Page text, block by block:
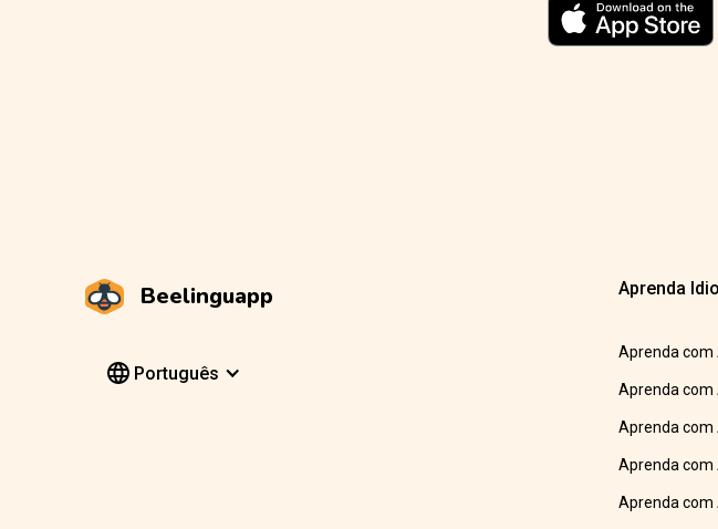
Beelinguapp
Português
Aprenda
Aprenda com
Aprenda com
Aprenda com
Aprenda com
Aprenda com